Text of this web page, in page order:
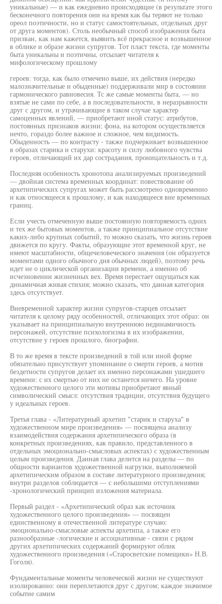
уникальные) — и как ежедневно происходящие (в результате этого
бесконечного повторения они на время как бы теряют не только
ореол поэтичности, но и статус самостоятельных, отдельных друг
от друга моментов). Столь необычный способ изображения быта
призван, как нам кажется, выявить всё прекрасное и возвышенное
в облике и образе жизни супругов. Тот пласт текста, где моменты
быта уникальны и поэтичны, отсылает читателя к
мифологическому прошлому
героев: тогда, как было отмечено выше, их действия (нередко
малозначительные и обыденные) поддерживали мир в состоянии
гармонического равновесия. Тс же самые моменты быта, — но
взятые не сами по себе, а в последовательности, в неразрывности
друг с другом, и утрачивающие в таком случае характер
самоценных явлений, — приобретают иной статус: атрибутов,
постоянных признаков жизни; фона, на котором осуществляется
нечто, гораздо более важное и сложное, чем видимость.
Обыденность — по контрасту - также подчеркивает возвышенное
в образах старика и старухи: красоту и силу любовного чувства
героев, отличающий их дар сострадания, проницательность и т.д.
Последняя особенность хронотопа анализируемых произведений
— двойная система временных координат: повествование об
архетипических супругах может быть рассмотрено одновременно
и как относящееся к прошлому, и как находящееся вне временных
границ.
Если учесть отмеченную выше постоянную повторяемость одних
и тех же бытовых моментов, а также принципиальное отсутствие
каких-либо крупных событий, то можно сказать, что жизнь героев
движется по кругу. Факты, образующие этот временной круг, не
имеют масштабности, общечеловеческого значения (он образуется
моментами одного обычного дня обычных людей), поэтому речь
идет не о циклической организации времени, а именно об
исчезновении жизненных вех. Время перестает ощущаться как
динамичная живая стихия; можно сказать, что данная категория
здесь отсутствует.
Вневременной характер жизни супругов-старцев отсылает
читателя к целому ряду особенностей, отличающих этот образ: он
указывает на принципиальную внутреннюю нединамичность
персонажей, отсутствие психологизма в их изображении,
отсутствие у героев прошлого, биографии.
В то же время в тексте произведений в той или иной форме
обязательно присутствует упоминание о смерти героев, а мотив
бездетности супругов делает их именно персонажами ушедшего
времени: с их смертью от них не останется ничего. На уровне
художественного целого эти мотивы приобретают явный
символический смысл: отсутствия традиции, отсутствия будущего
у идеальных героев.
Третья глава - «Литературный архетип "старик и старуха" в
художественном мире произведения» — посвящена анализу
взаимодействия содержания архетипического образа (в
конкретных произведениях, как правило, представленного в
отдельных эмоционально-смысловых аспектах) с художественным
целым произведения. Данная глава делится на разделы — по
общности вариантов художественной нагрузки, выполняемой
архетипическим образом в составе литературного произведения;
внутри разделов соблюдается — с небольшими отступлениями
-хронологический принцип изложения материала.
Первый раздел - «Архетипический образ как источник
художественного целого произведения» — посвящен
единственному в отечественной литературе случаю:
эмоционально-смысловые аспекты архетипа, а также его
разнообразные -логические и ассоциативные - связи с рядом
других архетипических содержаний формируют облик
художественного произведения («Старосветские помещики» Н.В.
Гоголя).
Фундаментальные моменты человеческой жизни не существуют
изолированно: они переплетаются друг с другом; каждое значимое
событие самим